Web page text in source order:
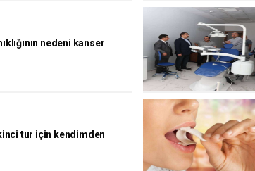
nedeni kanser
tur için kendimden